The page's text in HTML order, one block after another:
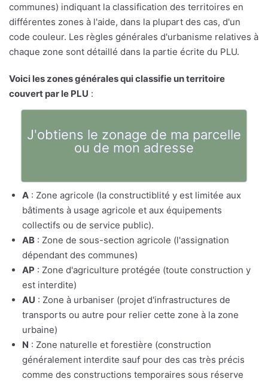
communes) indiquant la classification des territoires en
différentes zones à l'aide, dans la plupart des cas, d'un
code couleur. Les règles générales d'urbanisme relatives à
chaque zone sont détaillé dans la partie écrite du PLU.
Voici les zones générales qui classifie un territoire
couvert par le PLU :
J'obtiens le zonage de ma parcelle
ou de mon adresse
A : Zone agricole (la constructiblité y est limitée aux
bâtiments à usage agricole et aux équipements
collectifs ou de service public).
AB : Zone de sous-section agricole (l'assignation
dépendant des communes)
AP : Zone d'agriculture protégée (toute construction y
est interdite)
AU : Zone à urbaniser (projet d'infrastructures de
transports ou autre pour relier cette zone à la zone
urbaine)
N : Zone naturelle et forestière (construction
généralement interdite sauf pour des cas très précis
comme des constructions temporaires sous réserve